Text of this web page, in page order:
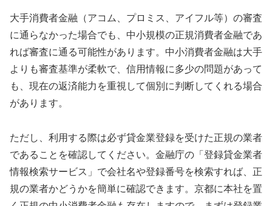
大手消費者金融（アコム、プロミス、アイフル等）の審査
に通らなかった場合でも、中小規模の正規消費者金融であ
れば審査に通る可能性があります。中小消費者金融は大手
よりも審査基準が柔軟で、信用情報に多少の問題があって
も、現在の返済能力を重視して個別に判断してくれる場合
があります。
ただし、利用する際は必ず貸金業登録を受けた正規の業者
であることを確認してください。金融庁の「登録貸金業者
情報検索サービス」で会社名や登録番号を検索すれば、正
規の業者かどうかを簡単に確認できます。京都に本社を置